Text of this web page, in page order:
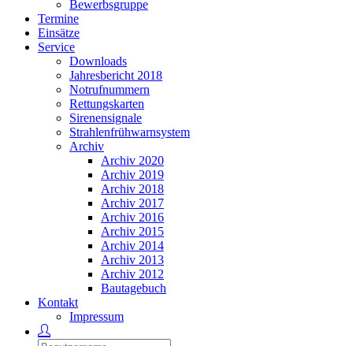
Bewerbsgruppe
Termine
Einsätze
Service
Downloads
Jahresbericht 2018
Notrufnummern
Rettungskarten
Sirenensignale
Strahlenfrühwarnsystem
Archiv
Archiv 2020
Archiv 2019
Archiv 2018
Archiv 2017
Archiv 2016
Archiv 2015
Archiv 2014
Archiv 2013
Archiv 2012
Bautagebuch
Kontakt
Impressum